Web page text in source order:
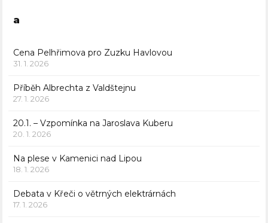
a
Cena Pelhřimova pro Zuzku Havlovou
31. 1. 2026
Příběh Albrechta z Valdštejnu
27. 1. 2026
20.1. – Vzpomínka na Jaroslava Kuberu
20. 1. 2026
Na plese v Kamenici nad Lipou
18. 1. 2026
Debata v Křeči o větrných elektrárnách
17. 1. 2026